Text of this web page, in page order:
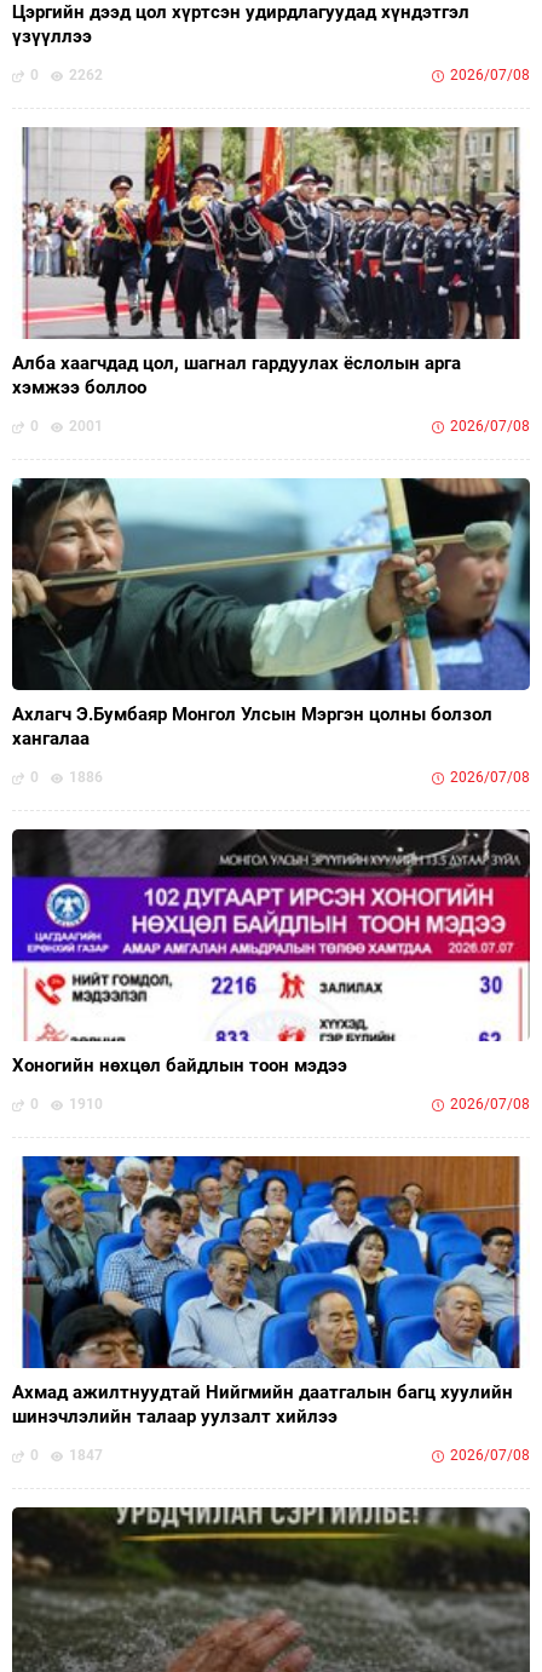
Цэргийн дээд цол хүртсэн удирдлагуудад хүндэтгэл
үзүүллээ
0 2262 2026/07/08
Алба хаагчдад цол, шагнал гардуулах ёслолын арга
хэмжээ боллоо
0 2001 2026/07/08
Ахлагч Э.Бумбаяр Монгол Улсын Мэргэн цолны болзол
хангалаа
0 1886 2026/07/08
Хоногийн нөхцөл байдлын тоон мэдээ
0 1910 2026/07/08
Ахмад ажилтнуудтай Нийгмийн даатгалын багц хуулийн
шинэчлэлийн талаар уулзалт хийлээ
0 1847 2026/07/08